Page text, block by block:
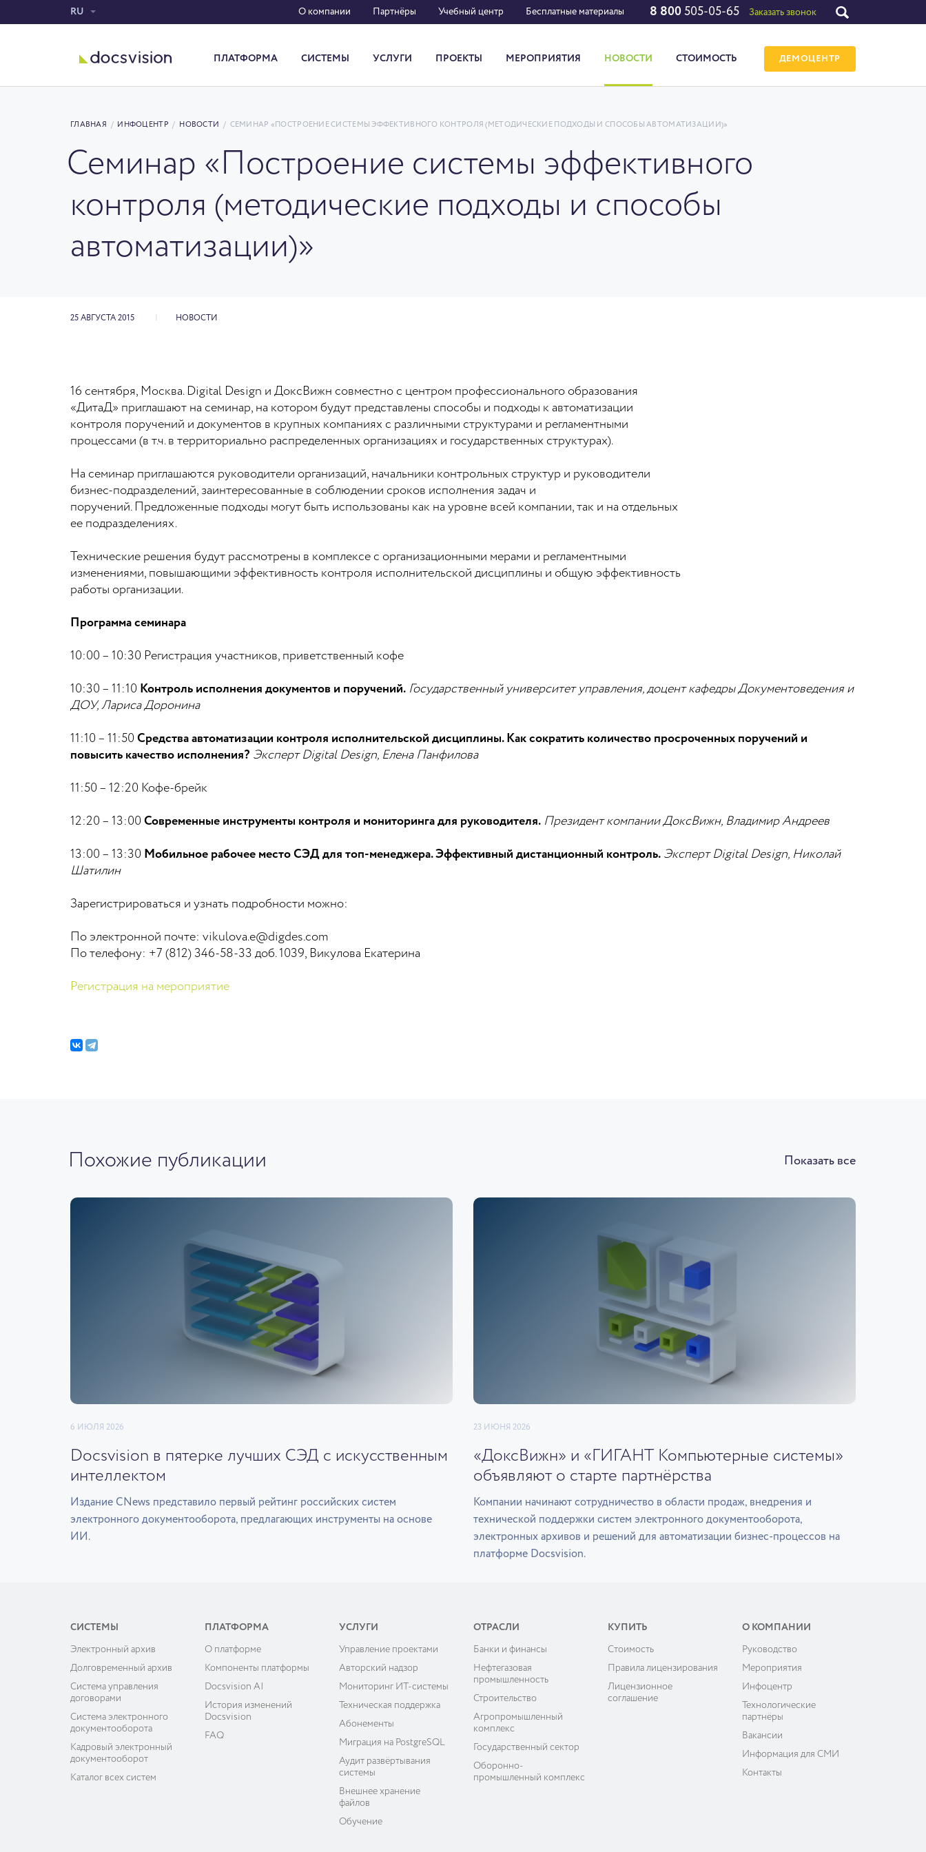
RU О компании Партнёры Учебный центр Бесплатные материалы 8 800 505-05-65 Заказать звонок
ПЛАТФОРМА СИСТЕМЫ УСЛУГИ ПРОЕКТЫ МЕРОПРИЯТИЯ НОВОСТИ СТОИМОСТЬ ДЕМОЦЕНТР
ГЛАВНАЯ / ИНФОЦЕНТР / НОВОСТИ / СЕМИНАР «ПОСТРОЕНИЕ СИСТЕМЫ ЭФФЕКТИВНОГО КОНТРОЛЯ (МЕТОДИЧЕСКИЕ ПОДХОДЫ И СПОСОБЫ АВТОМАТИЗАЦИИ)»
Семинар «Построение системы эффективного
контроля (методические подходы и способы
автоматизации)»
25 АВГУСТА 2015 НОВОСТИ
16 сентября, Москва. Digital Design и ДоксВижн совместно с центром профессионального образования
«ДитаД» приглашают на семинар, на котором будут представлены способы и подходы к автоматизации
контроля поручений и документов в крупных компаниях с различными структурами и регламентными
процессами (в т.ч. в территориально распределенных организациях и государственных структурах).
На семинар приглашаются руководители организаций, начальники контрольных структур и руководители
бизнес-подразделений, заинтересованные в соблюдении сроков исполнения задач и
поручений.
Предложенные подходы могут быть использованы как на уровне всей компании, так и на отдельных
ее подразделениях.
Технические решения будут рассмотрены в комплексе с организационными мерами и регламентными
изменениями, повышающими эффективность контроля исполнительской дисциплины и общую эффективность
работы организации.
Программа семинара
10:00 – 10:30 Регистрация участников, приветственный кофе
10:30 – 11:10 Контроль исполнения документов и поручений. Государственный университет управления, доцент кафедры Документоведения и
ДОУ, Лариса Доронина
11:10 – 11:50 Средства автоматизации контроля исполнительской дисциплины. Как сократить количество просроченных поручений и
повысить качество исполнения? Эксперт Digital Design, Елена Панфилова
11:50 – 12:20 Кофе-брейк
12:20 – 13:00 Современные инструменты контроля и мониторинга для руководителя. Президент компании ДоксВижн, Владимир Андреев
13:00 – 13:30 Мобильное рабочее место СЭД для топ-менеджера. Эффективный дистанционный контроль. Эксперт Digital Design, Николай
Шатилин
Зарегистрироваться и узнать подробности можно:
По электронной почте: vikulova.e@digdes.com
По телефону: +7 (812) 346-58-33 доб. 1039, Викулова Екатерина
Регистрация на мероприятие
Похожие публикации Показать все
6 ИЮЛЯ 2026
Docsvision в пятерке лучших СЭД с искусственным
интеллектом
Издание CNews представило первый рейтинг российских систем
электронного документооборота, предлагающих инструменты на основе
ИИ.
23 ИЮНЯ 2026
«ДоксВижн» и «ГИГАНТ Компьютерные системы»
объявляют о старте партнёрства
Компании начинают сотрудничество в области продаж, внедрения и
технической поддержки систем электронного документооборота,
электронных архивов и решений для автоматизации бизнес-процессов на
платформе Docsvision.
СИСТЕМЫ
Электронный архив
Долговременный архив
Система управления
договорами
Система электронного
документооборота
Кадровый электронный
документооборот
Каталог всех систем
ПЛАТФОРМА
О платформе
Компоненты платформы
Docsvision AI
История изменений
Docsvision
FAQ
УСЛУГИ
Управление проектами
Авторский надзор
Мониторинг ИТ-системы
Техническая поддержка
Абонементы
Миграция на PostgreSQL
Аудит развёртывания
системы
Внешнее хранение
файлов
Обучение
ОТРАСЛИ
Банки и финансы
Нефтегазовая
промышленность
Строительство
Агропромышленный
комплекс
Государственный сектор
Оборонно-
промышленный комплекс
КУПИТЬ
Cтоимость
Правила лицензирования
Лицензионное
соглашение
О КОМПАНИИ
Руководство
Мероприятия
Инфоцентр
Технологические
партнёры
Вакансии
Информация для СМИ
Контакты